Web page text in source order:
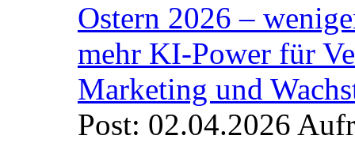
Ostern 2026 –
mehr KI-Power für
Marketing und
Post: 02.04.2026